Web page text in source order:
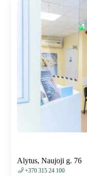
Alytus, Naujoji g. 76
+370 315 24 100